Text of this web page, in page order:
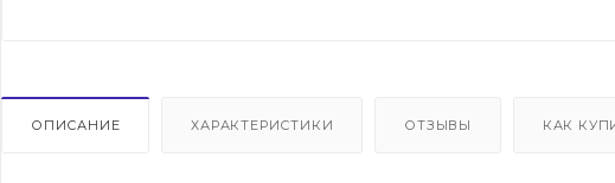
ОПИСАНИЕ ХАРАКТЕРИСТИКИ ОТЗЫВЫ КАК